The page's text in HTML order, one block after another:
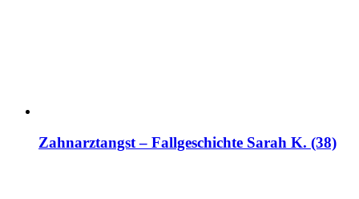
Zahnarztangst – Fallgeschichte Sarah K. (38)